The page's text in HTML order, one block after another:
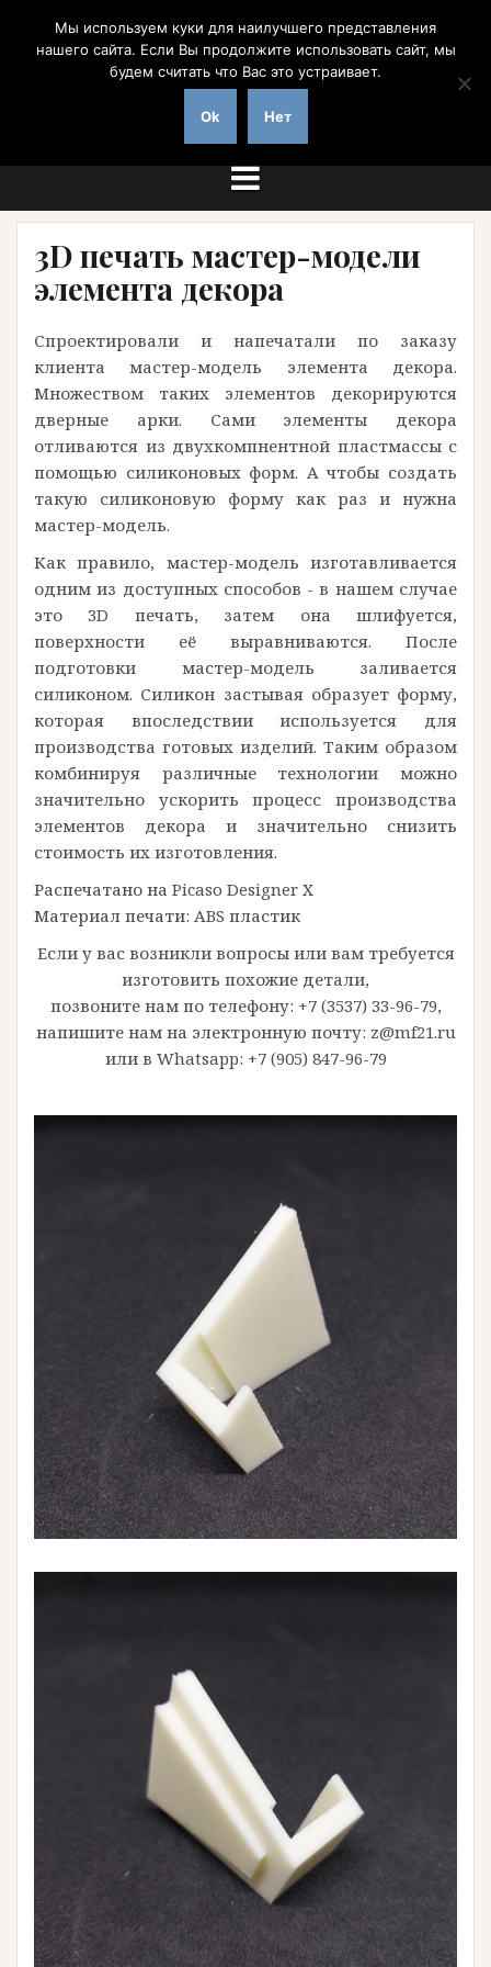
содержимому
на заказ с доставкой по России
3D печать мастер-модели
элемента декора
Спроектировали и напечатали по заказу
клиента мастер-модель элемента декора.
Множеством таких элементов декорируются
дверные арки. Сами элементы декора
отливаются из двухкомпнентной пластмассы с
помощью силиконовых форм. А чтобы создать
такую силиконовую форму как раз и нужна
мастер-модель.
Как правило, мастер-модель изготавливается
одним из доступных способов - в нашем случае
это 3D печать, затем она шлифуется,
поверхности её выравниваются. После
подготовки мастер-модель заливается
силиконом. Силикон застывая образует форму,
которая впоследствии используется для
производства готовых изделий. Таким образом
комбинируя различные технологии можно
значительно ускорить процесс производства
элементов декора и значительно снизить
стоимость их изготовления.
Распечатано на Picaso Designer X
Материал печати: ABS пластик
Если у вас возникли вопросы или вам требуется
изготовить похожие детали,
позвоните нам по телефону: +7 (3537) 33-96-79,
напишите нам на электронную почту: z@mf21.ru
или в Whatsapp: +7 (905) 847-96-79
Мы используем куки для наилучшего представления
нашего сайта. Если Вы продолжите использовать сайт, мы
будем считать что Вас это устраивает.
Ok Нет